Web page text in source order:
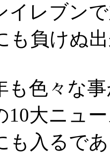
イレブン
も負けぬ
色々な
10大ニュ
も入るで